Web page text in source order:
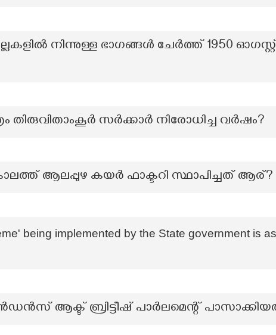
നിന്നുള്ള ഭാഗങ്ങൾ ചേർത്ത് 1950
തിരുവിതാംകൂർ സർക്കാർ നിരോധിച്ച വർഷം?
ആലപ്പുഴ കയർ ഫാക്ടറി സ്ഥാപിച്ചത് ആര്?
being implemented by the State government is
ആക്ട് ബ്രിട്ടീഷ് പാർലമെന്റ്